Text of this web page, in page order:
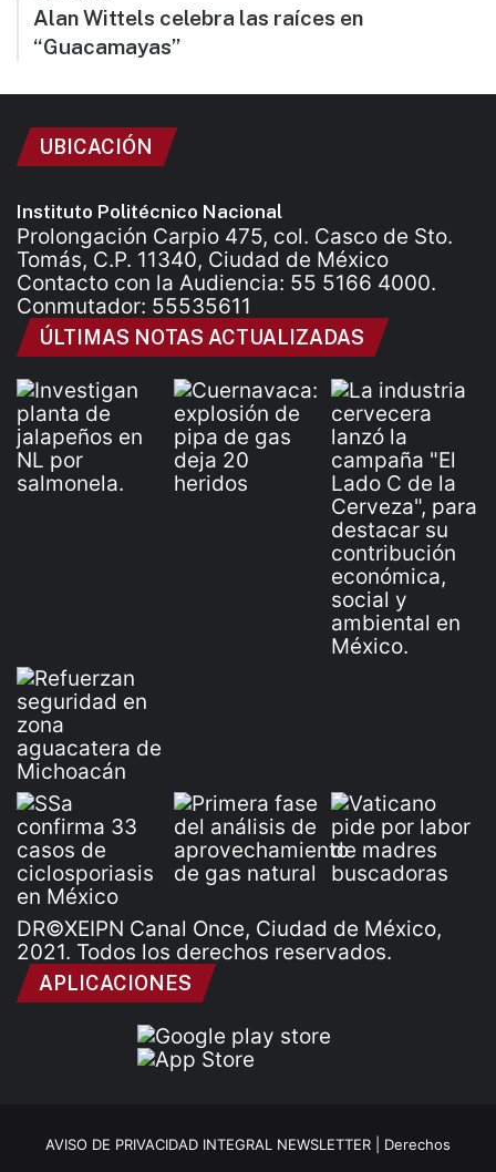
Alan Wittels celebra las raíces en
“Guacamayas”
UBICACIÓN
Instituto Politécnico Nacional
Prolongación Carpio 475, col. Casco de Sto.
Tomás, C.P. 11340, Ciudad de México
Contacto con la Audiencia: 55 5166 4000.
Conmutador: 55535611
ÚLTIMAS NOTAS ACTUALIZADAS
DR©XEIPN Canal Once, Ciudad de México,
2021. Todos los derechos reservados.
APLICACIONES
AVISO DE PRIVACIDAD INTEGRAL NEWSLETTER | Derechos